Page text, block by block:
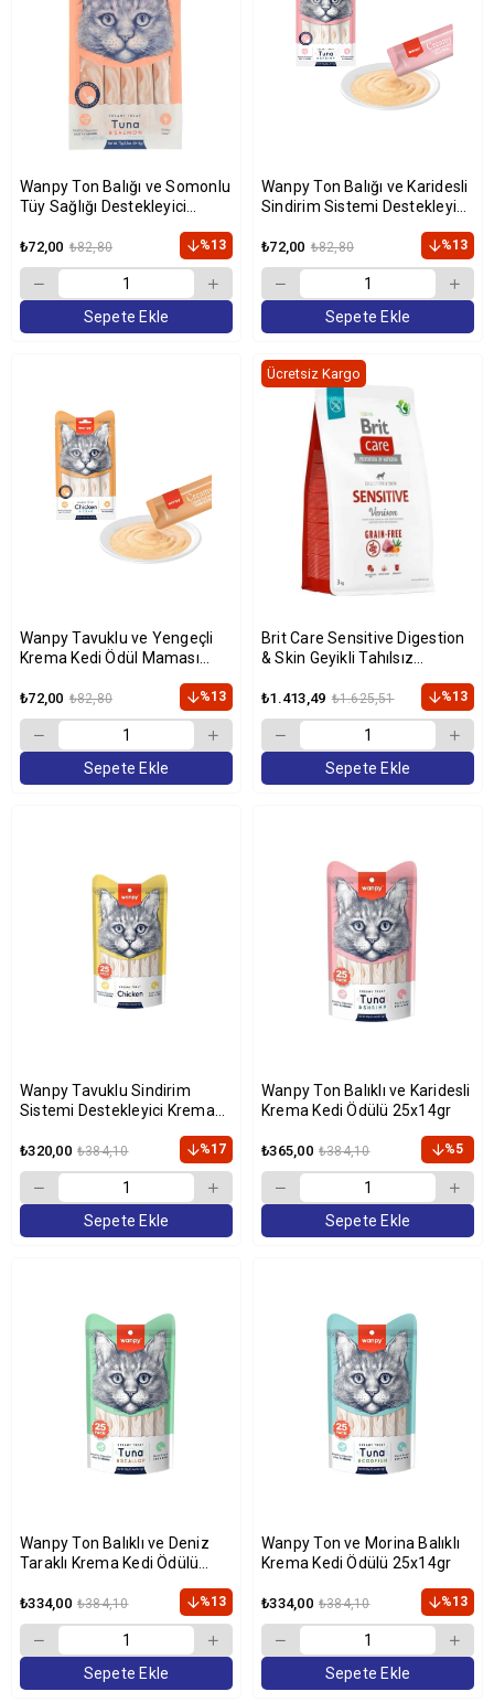
Wanpy Ton Balığı ve Somonlu
Tüy Sağlığı Destekleyici
14gr (5'li)
₺72,00 ₺82,80 %13
Sepete Ekle
Wanpy Ton Balığı ve Karidesli
Sindirim Sistemi Destekleyici
14gr (5'li)
₺72,00 ₺82,80 %13
Sepete Ekle
Wanpy Tavuklu ve Yengeçli
Krema Kedi Ödül Maması
₺72,00 ₺82,80 %13
Sepete Ekle
Brit Care Sensitive Digestion
& Skin Geyikli Tahılsız
₺1.413,49 ₺1.625,51 %13
Ücretsiz Kargo
Sepete Ekle
Wanpy Tavuklu Sindirim
Sistemi Destekleyici Krema
₺320,00 ₺384,10 %17
Sepete Ekle
Wanpy Ton Balıklı ve Karidesli
Krema Kedi Ödülü 25x14gr
₺365,00 ₺384,10 %5
Sepete Ekle
Wanpy Ton Balıklı ve Deniz
Taraklı Krema Kedi Ödülü
₺334,00 ₺384,10 %13
Sepete Ekle
Wanpy Ton ve Morina Balıklı
Krema Kedi Ödülü 25x14gr
₺334,00 ₺384,10 %13
Sepete Ekle